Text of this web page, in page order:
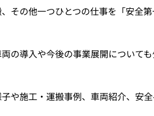
その他一つひとつの仕事を「安全
の導入や今後の事業展開について
や施工・運搬事例、車両紹介、安